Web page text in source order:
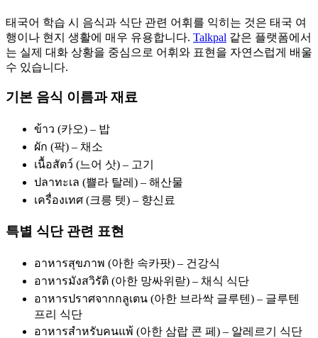
태국어 학습 시 음식과 식단 관련 어휘를 익히는 것은 태국 여
행이나 현지 생활에 매우 유용합니다. Talkpal 같은 플랫폼에서
는 실제 대화 상황을 중심으로 어휘와 표현을 자연스럽게 배울
수 있습니다.
기본 음식 이름과 재료
ข้าว (카오) – 밥
ผัก (팍) – 채소
เนื้อสัตว์ (느어 삿) – 고기
ปลาทะเล (쁠라 탈레) – 해산물
เครื่องเทศ (크릉 텟) – 향신료
특별 식단 관련 표현
อาหารสุขภาพ (아한 속카팟) – 건강식
อาหารมังสวิรัติ (아한 망싸위랃) – 채식 식단
อาหารปราศจากกลูเตน (아한 브라싹 글루텐) – 글루텐
프리 식단
อาหารสำหรับคนแพ้ (아한 삼랍 콘 페) – 알레르기 식단